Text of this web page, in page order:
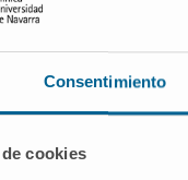
Consentimiento
cookies
boletín